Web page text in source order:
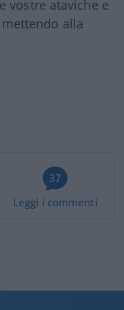
vostre ataviche e
alla
37
Leggi i commenti